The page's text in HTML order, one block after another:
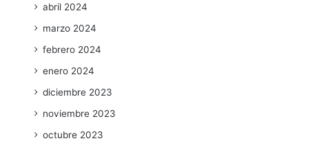
abril 2024
marzo 2024
febrero 2024
enero 2024
diciembre 2023
noviembre 2023
octubre 2023